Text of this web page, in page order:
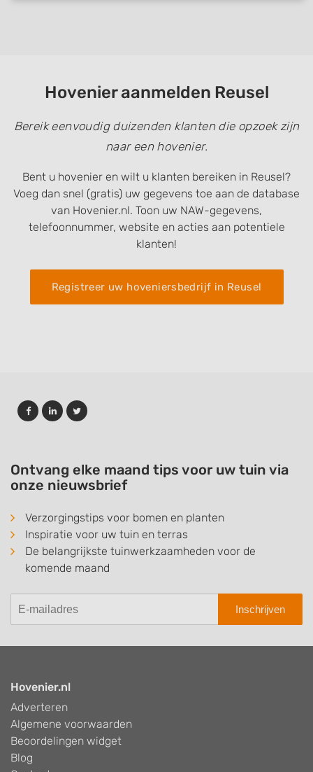
Hovenier aanmelden Reusel
Bereik eenvoudig duizenden klanten die opzoek zijn
naar een hovenier.
Bent u hovenier en wilt u klanten bereiken in Reusel?
Voeg dan snel (gratis) uw gegevens toe aan de database
van Hovenier.nl. Toon uw NAW-gegevens,
telefoonnummer, website en acties aan potentiele
klanten!
Registreer uw hoveniersbedrijf in Reusel
Ontvang elke maand tips voor uw tuin via
onze nieuwsbrief
Verzorgingstips voor bomen en planten
Inspiratie voor uw tuin en terras
De belangrijkste tuinwerkzaamheden voor de
komende maand
Inschrijven
Hovenier.nl
Adverteren
Algemene voorwaarden
Beoordelingen widget
Blog